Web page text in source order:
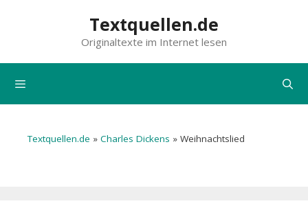
Textquellen.de
Originaltexte im Internet lesen
Textquellen.de » Charles Dickens » Weihnachtslied